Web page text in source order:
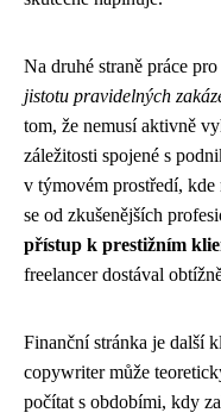
Na druhé straně práce
jistotu pravidelných
tom, že nemusí aktivně
záležitosti spojené s
v týmovém prostředí,
se od zkušenějších
přístup k prestižním
freelancer dostával
Finanční stránka je další
copywriter může
počítat s obdobími, kdy